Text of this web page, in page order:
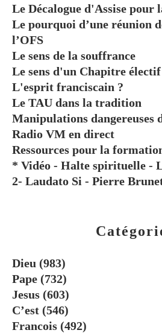
Dieu (983)
Pape (732)
Jesus (603)
C’est (546)
Francois (492)
Le Décalogue d'Assise pour
Le pourquoi d’une réunion
l’OFS
Le sens de la souffrance
Le sens d'un Chapitre électif
L'esprit franciscain ?
Le TAU dans la tradition
Manipulations dangereuses
Radio VM en direct
Ressources pour la
* Vidéo - Halte spirituelle -
2- Laudato Si - Pierre